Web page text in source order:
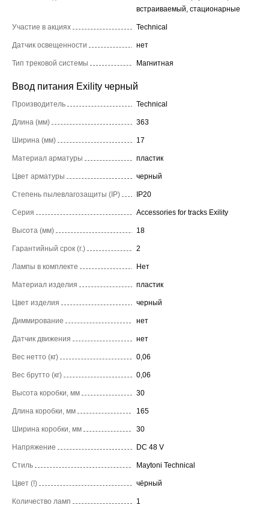
встраиваемый, стационарные
Участие в акциях Technical
Датчик освещенности нет
Тип трековой системы Магнитная
Ввод питания Exility черный
Производитель Technical
Длина (мм) 363
Ширина (мм) 17
Материал арматуры пластик
Цвет арматуры черный
Степень пылевлагозащиты (IP) IP20
Серия Accessories for tracks Exility
Высота (мм) 18
Гарантийный срок (г.) 2
Лампы в комплекте Нет
Материал изделия пластик
Цвет изделия черный
Диммирование нет
Датчик движения нет
Вес нетто (кг) 0,06
Вес брутто (кг) 0,06
Высота коробки, мм 30
Длина коробки, мм 165
Ширина коробки, мм 30
Напряжение DC 48 V
Стиль Maytoni Technical
Цвет (!) чёрный
Количество ламп 1